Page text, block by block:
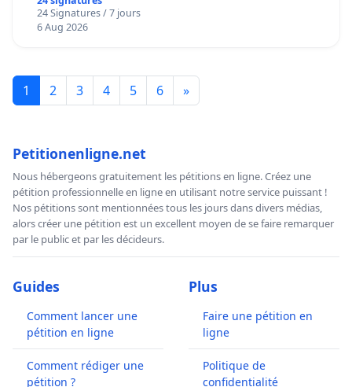
24 Signatures / 7 jours
6 Aug 2026
1 2 3 4 5 6 »
Petitionenligne.net
Nous hébergeons gratuitement les pétitions en ligne. Créez une
pétition professionnelle en ligne en utilisant notre service puissant !
Nos pétitions sont mentionnées tous les jours dans divers médias,
alors créer une pétition est un excellent moyen de se faire remarquer
par le public et par les décideurs.
Guides
Comment lancer une
pétition en ligne
Comment rédiger une
pétition ?
Plus
Faire une pétition en
ligne
Politique de
confidentialité